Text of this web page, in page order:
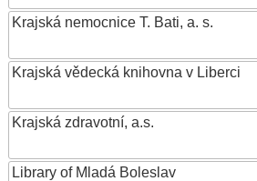
Krajská nemocnice T. Bati, a. s.
Krajská vědecká knihovna v Liberci
Krajská zdravotní, a.s.
Library of Mladá Boleslav